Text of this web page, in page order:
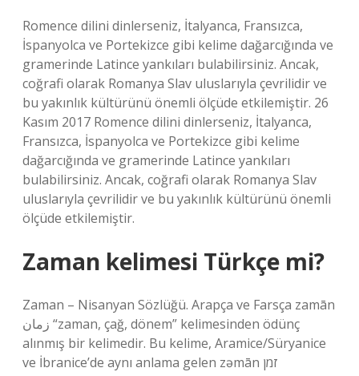
Romence dilini dinlerseniz, İtalyanca, Fransızca,
İspanyolca ve Portekizce gibi kelime dağarcığında ve
gramerinde Latince yankıları bulabilirsiniz. Ancak,
coğrafi olarak Romanya Slav uluslarıyla çevrilidir ve
bu yakınlık kültürünü önemli ölçüde etkilemiştir. 26
Kasım 2017 Romence dilini dinlerseniz, İtalyanca,
Fransızca, İspanyolca ve Portekizce gibi kelime
dağarcığında ve gramerinde Latince yankıları
bulabilirsiniz. Ancak, coğrafi olarak Romanya Slav
uluslarıyla çevrilidir ve bu yakınlık kültürünü önemli
ölçüde etkilemiştir.
Zaman kelimesi Türkçe mi?
Zaman – Nisanyan Sözlüğü. Arapça ve Farsça zamān
زمان “zaman, çağ, dönem” kelimesinden ödünç
alınmış bir kelimedir. Bu kelime, Aramice/Süryanice
ve İbranice’de aynı anlama gelen zəmān זמן